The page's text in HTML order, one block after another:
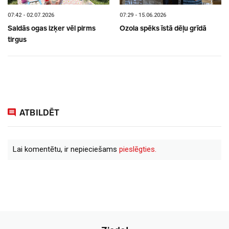
07:42 - 02.07.2026
Saldās ogas izķer vēl pirms
tirgus
07:29 - 15.06.2026
Ozola spēks īstā dēļu grīdā
ATBILDĒT
Lai komentētu, ir nepieciešams pieslēgties.